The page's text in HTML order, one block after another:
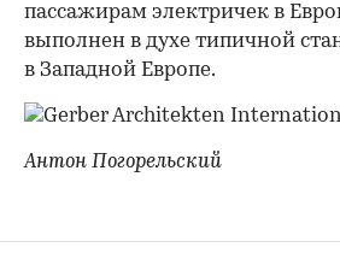
пассажирам электричек в
выполнен в духе типичной
в Западной Европе.
Антон Погорельский